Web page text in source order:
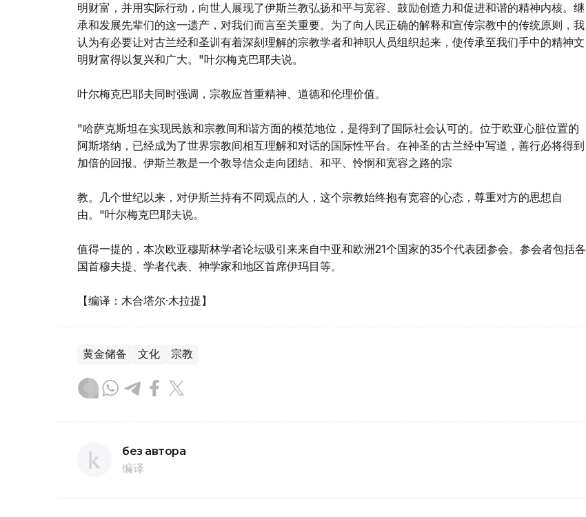
明财富，并用实际行动，向世人展现了伊斯兰教弘扬和平与宽容、鼓励创造力和促进和谐的精神内核。继
承和发展先辈们的这一遗产，对我们而言至关重要。为了向人民正确的解释和宣传宗教中的传统原则，我
认为有必要让对古兰经和圣训有着深刻理解的宗教学者和神职人员组织起来，使传承至我们手中的精神文
明财富得以复兴和广大。"叶尔梅克巴耶夫说。
叶尔梅克巴耶夫同时强调，宗教应首重精神、道德和伦理价值。
"哈萨克斯坦在实现民族和宗教间和谐方面的模范地位，是得到了国际社会认可的。位于欧亚心脏位置的
阿斯塔纳，已经成为了世界宗教间相互理解和对话的国际性平台。在神圣的古兰经中写道，善行必将得到
加倍的回报。伊斯兰教是一个教导信众走向团结、和平、怜悯和宽容之路的宗
教。几个世纪以来，对伊斯兰持有不同观点的人，这个宗教始终抱有宽容的心态，尊重对方的思想自
由。"叶尔梅克巴耶夫说。
值得一提的，本次欧亚穆斯林学者论坛吸引来来自中亚和欧洲21个国家的35个代表团参会。参会者包括各
国首穆夫提、学者代表、神学家和地区首席伊玛目等。
【编译：木合塔尔·木拉提】
黄金储备 文化 宗教
без автора
编译